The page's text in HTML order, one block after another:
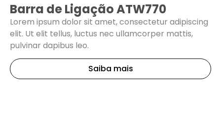
Barra de Ligação ATW770
Lorem ipsum dolor sit amet, consectetur adipiscing
elit. Ut elit tellus, luctus nec ullamcorper mattis,
pulvinar dapibus leo.
Saiba mais